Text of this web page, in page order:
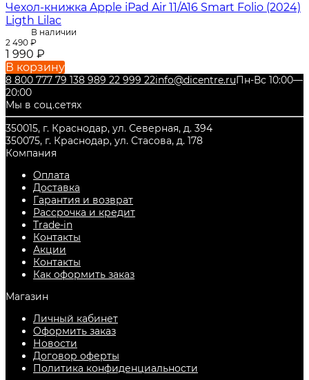
Чехол-книжка Apple iPad Air 11/A16 Smart Folio (2024)
Ligth Lilac
В наличии
2 490 ₽
1 990 ₽
В корзину
8 800 777 79 138 989 22 999 22info@dicentre.ruПн-Вс 10:00—
20:00
Мы в соц.сетях
350015, г. Краснодар, ул. Северная, д. 394
350075, г. Краснодар, ул. Стасова, д. 178
Компания
Оплата
Доставка
Гарантия и возврат
Рассрочка и кредит
Trade-in
Контакты
Акции
Контакты
Как оформить заказ
Магазин
Личный кабинет
Оформить заказ
Новости
Договор оферты
Политика конфиденциальности